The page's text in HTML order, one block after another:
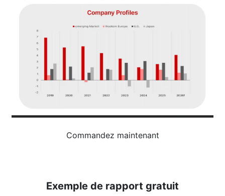
Commandez maintenant
Exemple de rapport gratuit